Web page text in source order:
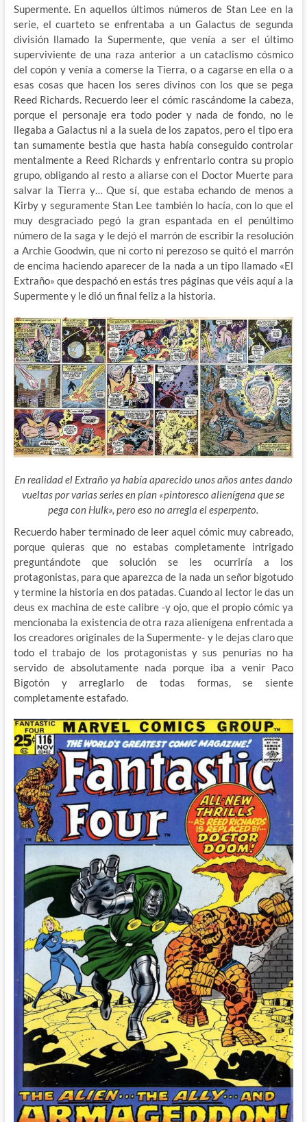
Supermente. En aquellos últimos números de Stan Lee en la
serie, el cuarteto se enfrentaba a un Galactus de segunda
división llamado la Supermente, que venía a ser el último
superviviente de una raza anterior a un cataclismo cósmico
del copón y venía a comerse la Tierra, o a cagarse en ella o a
esas cosas que hacen los seres divinos con los que se pega
Reed Richards. Recuerdo leer el cómic rascándome la cabeza,
porque el personaje era todo poder y nada de fondo, no le
llegaba a Galactus ni a la suela de los zapatos, pero el tipo era
tan sumamente bestia que hasta había conseguido controlar
mentalmente a Reed Richards y enfrentarlo contra su propio
grupo, obligando al resto a aliarse con el Doctor Muerte para
salvar la Tierra y… Que sí, que estaba echando de menos a
Kirby y seguramente Stan Lee también lo hacía, con lo que el
muy desgraciado pegó la gran espantada en el penúltimo
número de la saga y le dejó el marrón de escribir la resolución
a Archie Goodwin, que ni corto ni perezoso se quitó el marrón
de encima haciendo aparecer de la nada a un tipo llamado «El
Extraño» que despachó en estás tres páginas que véis aquí a la
Supermente y le dió un final feliz a la historia.
En realidad el Extraño ya había aparecido unos años antes dando
vueltas por varias series en plan «pintoresco alienígena que se
pega con Hulk», pero eso no arregla el esperpento.
Recuerdo haber terminado de leer aquel cómic muy cabreado,
porque quieras que no estabas completamente intrigado
preguntándote que solución se les ocurriría a los
protagonistas, para que aparezca de la nada un señor bigotudo
y termine la historia en dos patadas. Cuando al lector le das un
deus ex machina de este calibre -y ojo, que el propio cómic ya
mencionaba la existencia de otra raza alienígena enfrentada a
los creadores originales de la Supermente- y le dejas claro que
todo el trabajo de los protagonistas y sus penurias no ha
servido de absolutamente nada porque iba a venir Paco
Bigotón y arreglarlo de todas formas, se siente
completamente estafado.